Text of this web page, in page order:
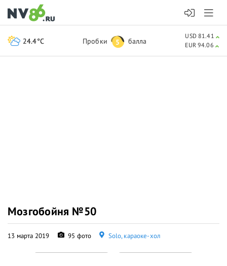
Мозгобойня №50
13 марта 2019 95 фото Solo, караоке-хол
24.4°C Пробки 5 балла
USD 81.41
EUR 94.06